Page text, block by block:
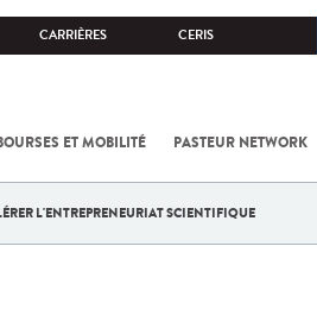
CARRIÈRES CERIS
ET MOBILITÉ PASTEUR NETWORK
L'ENTREPRENEURIAT SCIENTIFIQUE